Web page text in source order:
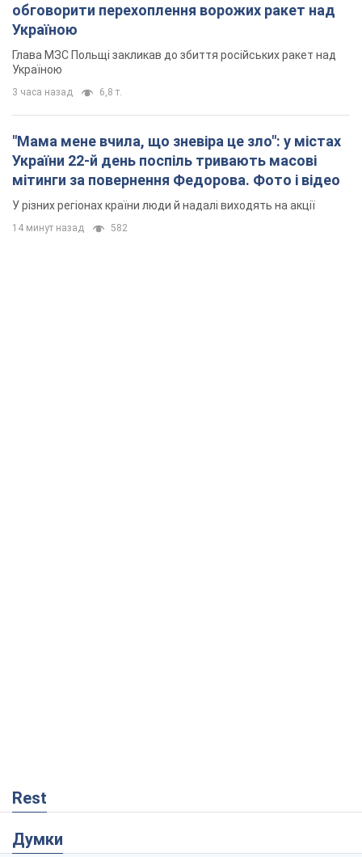
обговорити перехоплення ворожих ракет над
Україною
Глава МЗС Польщі закликав до збиття російських ракет над
Україною
3 часа назад 6,8 т.
"Мама мене вчила, що зневіра це зло": у містах
України 22-й день поспіль тривають масові
мітинги за повернення Федорова. Фото і відео
У різних регіонах країни люди й надалі виходять на акції
14 минут назад 582
Rest
Думки